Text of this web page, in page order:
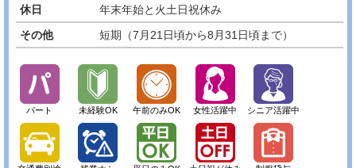
休日
年末年始と火土日祝休み
その他
短期（7月21日頃から8月31日頃まで）
パート 未経験OK 午前のみOK 女性活躍中 シニア活躍中